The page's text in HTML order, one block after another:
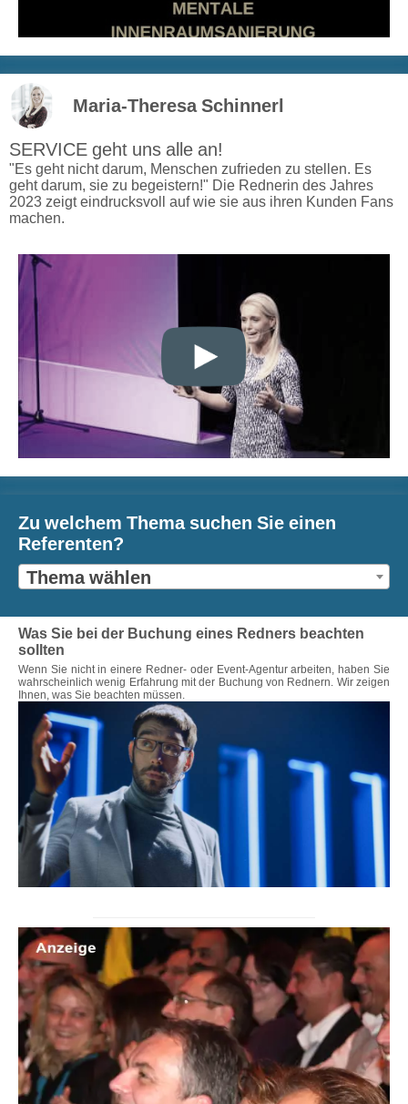
Maria-Theresa Schinnerl
SERVICE geht uns alle an!
"Es geht nicht darum, Menschen zufrieden zu stellen. Es
geht darum, sie zu begeistern!" Die Rednerin des Jahres
2023 zeigt eindrucksvoll auf wie sie aus ihren Kunden Fans
machen.
Zu welchem Thema suchen Sie einen
Referenten?
Thema wählen
Was Sie bei der Buchung eines Redners beachten
sollten
Wenn Sie nicht in einere Redner- oder Event-Agentur arbeiten, haben Sie
wahrscheinlich wenig Erfahrung mit der Buchung von Rednern. Wir zeigen
Ihnen, was Sie beachten müssen.